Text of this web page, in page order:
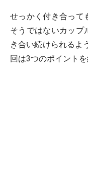
せっかく付き合って
そうではないカップ
き合い続けられるよ
回は3つのポイントを